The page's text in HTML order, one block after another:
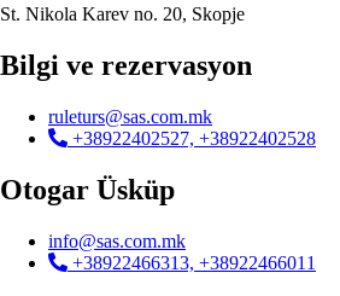
St. Nikola Karev no. 20, Skopje
Bilgi ve rezervasyon
ruleturs@sas.com.mk
+38922402527, +38922402528
Otogar Üsküp
info@sas.com.mk
+38922466313, +38922466011